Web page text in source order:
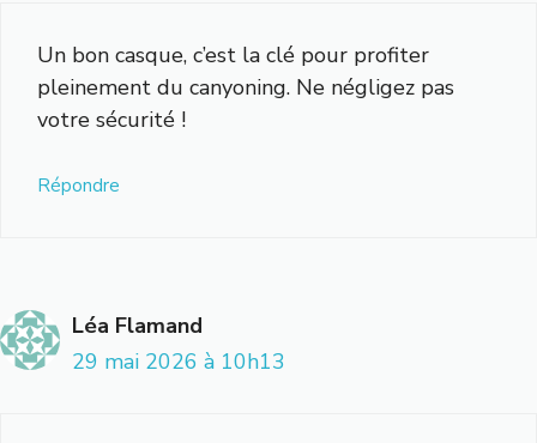
Un bon casque, c’est la clé pour profiter
pleinement du canyoning. Ne négligez pas
votre sécurité !
Répondre
Léa Flamand
29 mai 2026 à 10h13